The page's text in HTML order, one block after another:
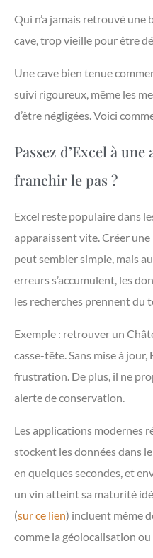
Qui n’a jamais retrouvé une
cave, trop vieille pour être
Une cave bien tenue
suivi rigoureux, même les
d’être négligées. Voici
Passez d’Excel à
franchir le pas ?
Excel reste populaire dans
apparaissent vite. Créer
peut sembler simple, mais
erreurs s’accumulent, les
les recherches prennent du
Exemple : retrouver un
casse-tête. Sans mise à
frustration. De plus, il ne
alerte de conservation.
Les applications modernes
stockent les données dans
en quelques secondes, et
un vin atteint sa maturité
(sur ce lien) incluent même
comme la géolocalisation